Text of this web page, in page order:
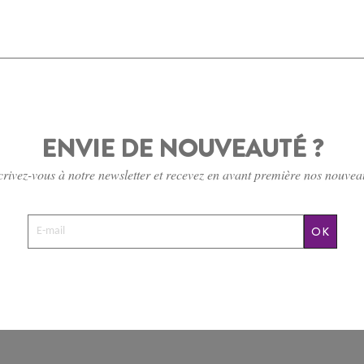
ENVIE DE NOUVEAUTÉ ?
vous à notre newsletter et recevez en avant première nos
OK